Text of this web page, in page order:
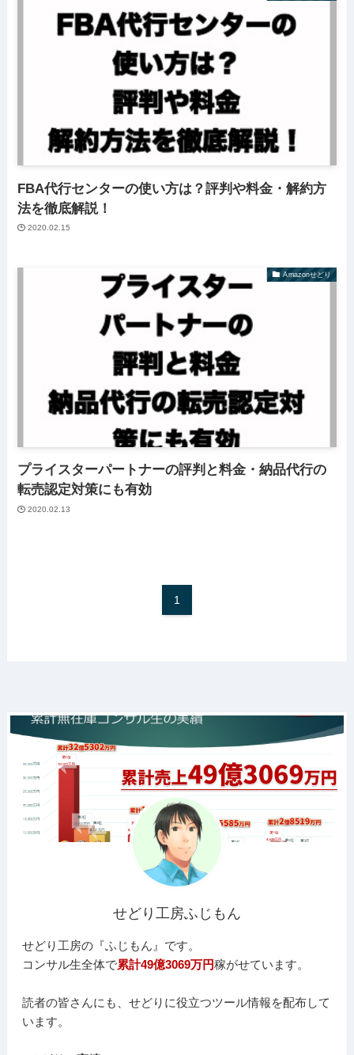
FBA代行センターの使い方は？評判や料金・解約方
法を徹底解説！
2020.02.15
Amazonせどり
プライスターパートナーの評判と料金・納品代行の
転売認定対策にも有効
2020.02.13
1
せどり工房ふじもん
せどり工房の『ふじもん』です。
コンサル生全体で累計49億3069万円稼がせています。
読者の皆さんにも、せどりに役立つツール情報を配布して
います。